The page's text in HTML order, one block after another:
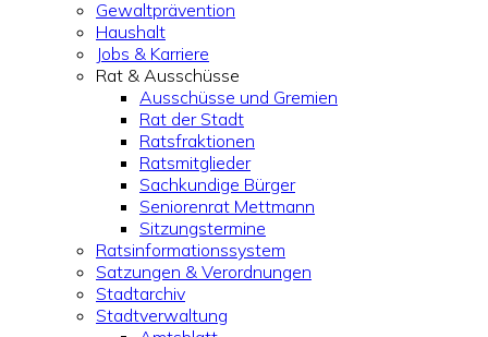
Gewaltprävention
Haushalt
Jobs & Karriere
Rat & Ausschüsse
Ausschüsse und Gremien
Rat der Stadt
Ratsfraktionen
Ratsmitglieder
Sachkundige Bürger
Seniorenrat Mettmann
Sitzungstermine
Ratsinformationssystem
Satzungen & Verordnungen
Stadtarchiv
Stadtverwaltung